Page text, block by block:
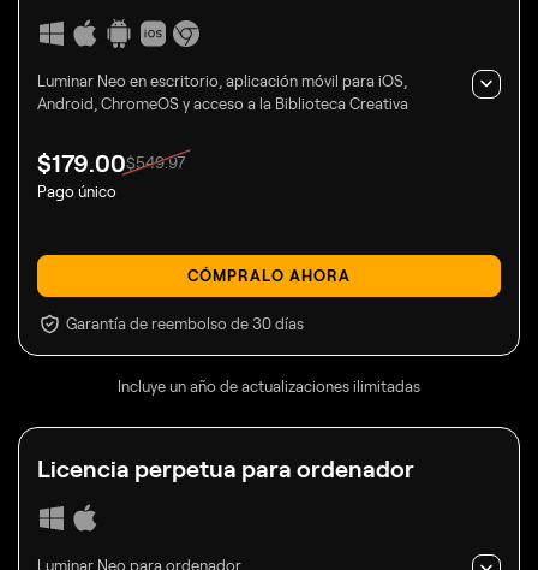
Licencia perpetua para ordenador
Luminar Neo para ordenador
Luminar Neo en escritorio, aplicación móvil para iOS,
Android, ChromeOS y acceso a la Biblioteca Creativa
$179 .00$549.97
Pago único
CÓMPRALO AHORA
Garantía de reembolso de 30 días
Incluye un año de actualizaciones ilimitadas